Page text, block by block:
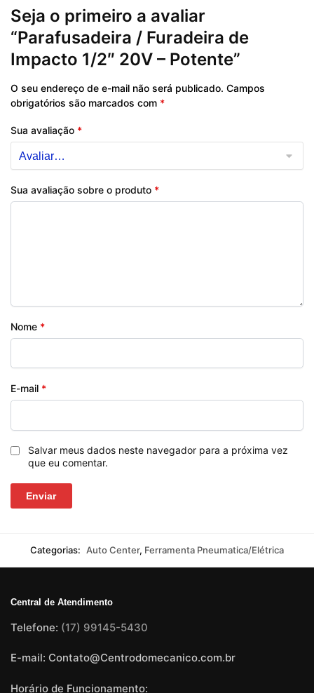
Seja o primeiro a avaliar
“Parafusadeira / Furadeira de
Impacto 1/2″ 20V – Potente”
O seu endereço de e-mail não será publicado. Campos
obrigatórios são marcados com *
Sua avaliação *
Sua avaliação sobre o produto *
Nome *
E-mail *
Salvar meus dados neste navegador para a próxima vez
que eu comentar.
Categorias: Auto Center, Ferramenta Pneumatica/Elétrica
Central de Atendimento
Telefone: (17) 99145-5430
E-mail: Contato@Centrodomecanico.com.br
Horário de Funcionamento: